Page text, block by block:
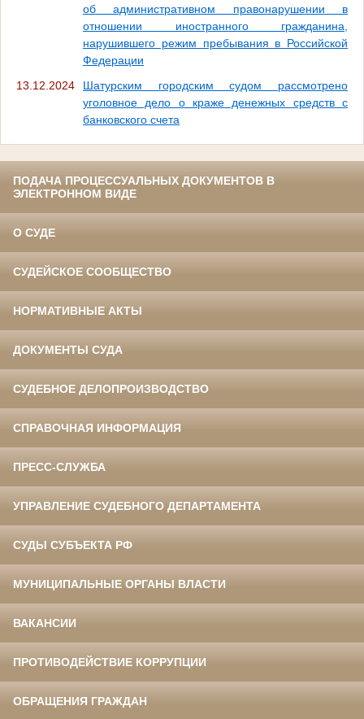
об административном правонарушении в
отношении иностранного гражданина,
нарушившего режим пребывания в Российской
Федерации
13.12.2024
Шатурским городским судом рассмотрено
уголовное дело о краже денежных средств с
банковского счета
ПОДАЧА ПРОЦЕССУАЛЬНЫХ ДОКУМЕНТОВ В
ЭЛЕКТРОННОМ ВИДЕ
О СУДЕ
СУДЕЙСКОЕ СООБЩЕСТВО
НОРМАТИВНЫЕ АКТЫ
ДОКУМЕНТЫ СУДА
СУДЕБНОЕ ДЕЛОПРОИЗВОДСТВО
СПРАВОЧНАЯ ИНФОРМАЦИЯ
ПРЕСС-СЛУЖБА
УПРАВЛЕНИЕ СУДЕБНОГО ДЕПАРТАМЕНТА
СУДЫ СУБЪЕКТА РФ
МУНИЦИПАЛЬНЫЕ ОРГАНЫ ВЛАСТИ
ВАКАНСИИ
ПРОТИВОДЕЙСТВИЕ КОРРУПЦИИ
ОБРАЩЕНИЯ ГРАЖДАН